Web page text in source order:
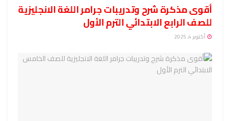
أقوى مذكرة شرح وتدريبات جرامر اللغة الانجليزية
للصف الرابع الابتدائي الترم الأول
أكتوبر 4, 2025